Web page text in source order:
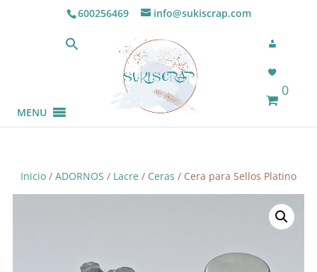
600256469 info@sukiscrap.com
0
MENU
Inicio / ADORNOS / Lacre / Ceras / Cera para Sellos Platino